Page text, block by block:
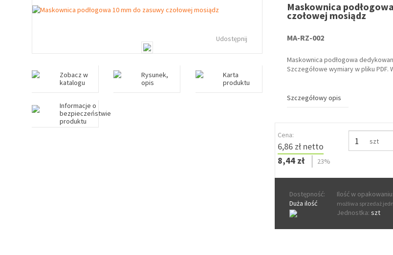
Udostępnij
Zobacz w
katalogu
Rysunek,
opis
Karta
produktu
Informacje o
bezpieczeństwie
produktu
Maskownica
czołowej mosiądz
MA-RZ-002
Maskownica podłogowa
Szczegółowe wymiary w pliku PDF.
Szczegółowy opis
Cena:
6,86 zł netto
8,44 zł
23%
szt
Dostępność:
Duża ilość
Ilość w opakowaniu:
możliwa sprzedaż
Jednostka: szt